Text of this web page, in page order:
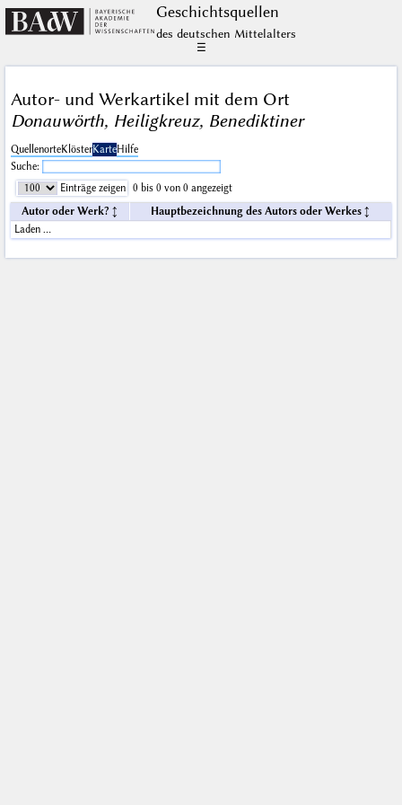
Geschichts­quellen
des deutschen Mittelalters
☰
Autor- und Werkartikel mit dem Ort
Donauwörth, Heiligkreuz, Benediktiner
QuellenorteKlösterKarteHilfe
Suche:
Einträge zeigen
0 bis 0 von 0 angezeigt
Autor oder Werk?
Hauptbezeichnung des Autors oder Werkes
Laden …